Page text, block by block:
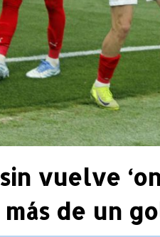
vuelve
de un